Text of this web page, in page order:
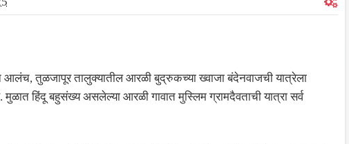
आलंच, तुळजापूर तालुक्यातील आरळी बुद्रुकच्या ख्वाजा बंदेनवाजची यात्रेला
मुळात हिंदू बहुसंख्य असलेल्या आरळी गावात मुस्लिम ग्रामदैवताची यात्रा सर्व